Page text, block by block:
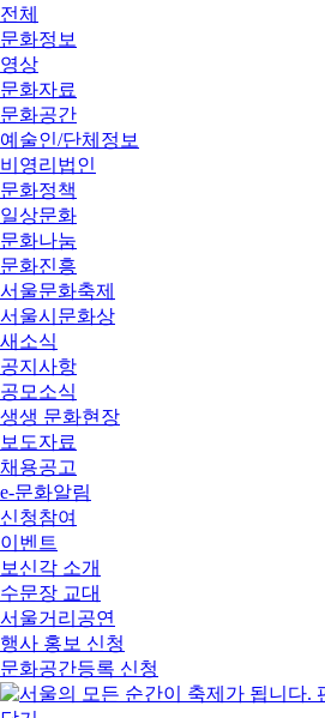
전체
문화정보
영상
문화자료
문화공간
예술인/단체정보
비영리법인
문화정책
일상문화
문화나눔
문화진흥
서울문화축제
서울시문화상
새소식
공지사항
공모소식
생생 문화현장
보도자료
채용공고
e-문화알림
신청참여
이벤트
보신각 소개
수문장 교대
서울거리공연
행사 홍보 신청
문화공간등록 신청